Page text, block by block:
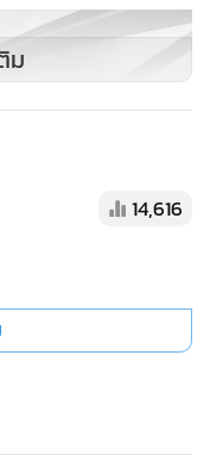
ระมาณ 1,350,000
วอน หรือประมาณ
ม
14,616